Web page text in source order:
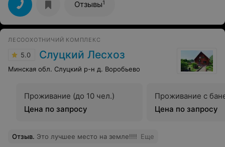
Отзывы1
ЛЕСООХОТНИЧИЙ КОМПЛЕКС
5.0 Слуцкий Лесхоз
Минская обл. Слуцкий р-н д. Воробьево
Проживание (до 10 чел.)
Цена по запросу
Проживание с
Цена по запросу
Отзыв. Это лучшее место на земле!!!! Еще